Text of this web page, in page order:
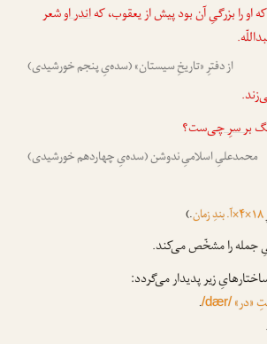
او را بزرگیِ آن بود پیش از یعقوب، کهاندر اوشعر
از دفترِ «تاریخِ سیستان» (سده‌یِ پنجم خورشیدی)
بر سرِ چی‌ست؟
محمدعلیِ اسلامیِ ندوشن (سده‌یِ چهاردهم خورشیدی)
۱۸×۴×آ. بندِ زمان .)
جمله را مشخّص می‌کند.
زیر پدیدار می‌گردد:
«در»/dær/
.